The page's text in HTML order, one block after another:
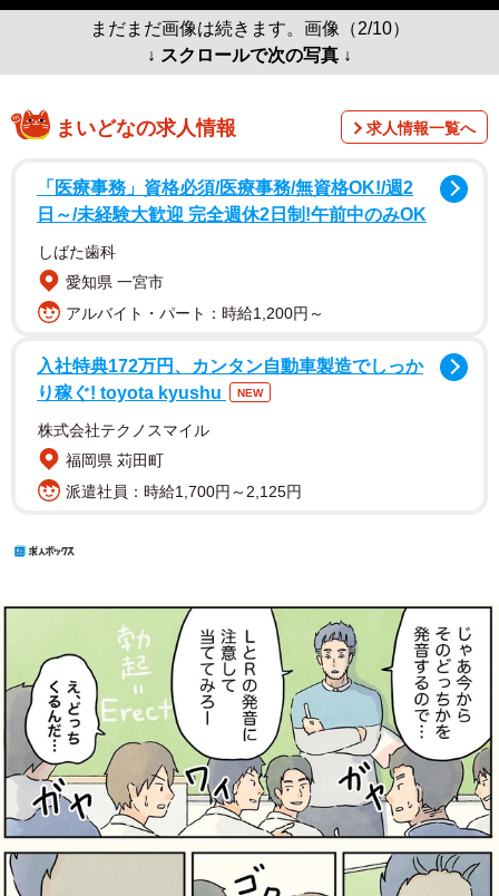
まだまだ画像は続きます。画像（2/10）
↓ スクロールで次の写真 ↓
まいどなの求人情報 求人情報一覧へ
「医療事務」資格必須/医療事務/無資格OK!/週2
日～/未経験大歓迎 完全週休2日制!午前中のみOK
しばた歯科
愛知県 一宮市
アルバイト・パート：時給1,200円～
入社特典172万円、カンタン自動車製造でしっか
り稼ぐ! toyota kyushu
NEW
株式会社テクノスマイル
福岡県 苅田町
派遣社員：時給1,700円～2,125円